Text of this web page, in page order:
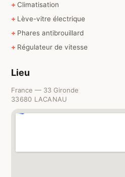
Climatisation
Lève-vitre électrique
Phares antibrouillard
Régulateur de vitesse
Lieu
France — 33 Gironde
33680 LACANAU